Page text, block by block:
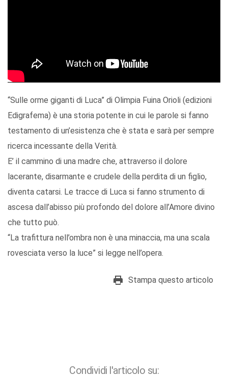
“Sulle orme giganti di Luca” di Olimpia Fuina Orioli (edizioni
Edigrafema) è una storia potente in cui le parole si fanno
testamento di un’esistenza che è stata e sarà per sempre
ricerca incessante della Verità.
E’ il cammino di una madre che, attraverso il dolore
lacerante, disarmante e crudele della perdita di un figlio,
diventa catarsi. Le tracce di Luca si fanno strumento di
ascesa dall’abisso più profondo del dolore all’Amore divino
che tutto può.
“La trafittura nell’ombra non è una minaccia, ma una scala
rovesciata verso la luce” si legge nell’opera.
Stampa questo articolo
Condividi l'articolo su: